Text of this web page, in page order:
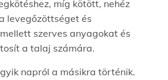
míg kötött, nehéz
levegőzöttséget és
szerves anyagokat és
a talaj számára.
napról a másikra történik.